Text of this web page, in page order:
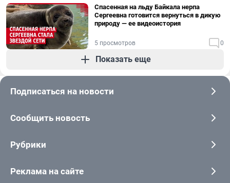
Спасенная на льду Байкала нерпа
Сергеевна готовится вернуться в дикую
природу — ее видеоистория
5 просмотров 0
Показать еще
Подписаться на новости
Сообщить новость
Рубрики
Реклама на сайте